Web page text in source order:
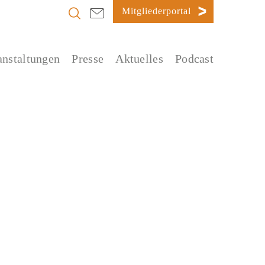
Mitgliederportal
Presse Aktuelles Podcast